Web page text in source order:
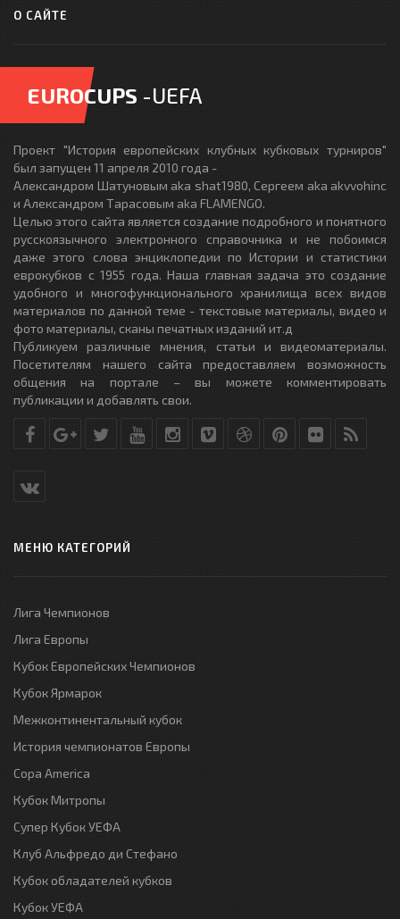
О САЙТЕ
EUROCUPS -UEFA
Проект "История европейских клубных кубковых турниров"
был запущен 11 апреля 2010 года -
Александром Шатуновым aka shat1980, Сергеем aka akvvohinc
и Александром Тарасовым aka FLAMENGO.
Целью этого сайта является создание подробного и понятного
русскоязычного электронного справочника и не побоимся
даже этого слова энциклопедии по Истории и статистики
еврокубков с 1955 года. Наша главная задача это создание
удобного и многофункционального хранилища всех видов
материалов по данной теме - текстовые материалы, видео и
фото материалы, сканы печатных изданий ит.д
Публикуем различные мнения, статьи и видеоматериалы.
Посетителям нашего сайта предоставляем возможность
общения на портале – вы можете комментировать
публикации и добавлять свои.
МЕНЮ КАТЕГОРИЙ
Лига Чемпионов
Лига Европы
Кубок Европейских Чемпионов
Кубок Ярмарок
Межконтинентальный кубок
История чемпионатов Европы
Copa America
Кубок Митропы
Супер Кубок УЕФА
Клуб Альфредо ди Стефано
Кубок обладателей кубков
Кубок УЕФА